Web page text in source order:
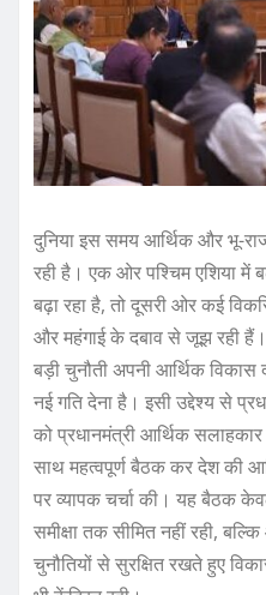
दुनिया इस समय आर्थिक और भू-
रही है। एक ओर पश्चिम एशिया में
बढ़ा रहा है, तो दूसरी ओर कई
और महंगाई के दबाव से जूझ रही
बड़ी चुनौती अपनी आर्थिक
नई गति देना है। इसी उद्देश्य से
को प्रधानमंत्री आर्थिक
साथ महत्वपूर्ण बैठक कर देश की
पर व्यापक चर्चा की। यह बैठक
समीक्षा तक सीमित नहीं रही,
चुनौतियों से सुरक्षित रखते हुए